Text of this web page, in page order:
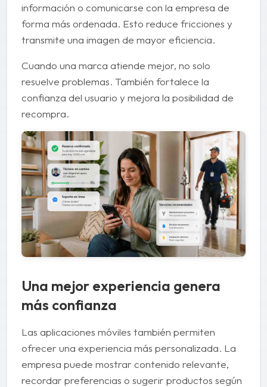
información o comunicarse con la empresa de
forma más ordenada. Esto reduce fricciones y
transmite una imagen de mayor eficiencia.
Cuando una marca atiende mejor, no solo
resuelve problemas. También fortalece la
confianza del usuario y mejora la posibilidad de
recompra.
Una mejor experiencia genera
más confianza
Las aplicaciones móviles también permiten
ofrecer una experiencia más personalizada. La
empresa puede mostrar contenido relevante,
recordar preferencias o sugerir productos según